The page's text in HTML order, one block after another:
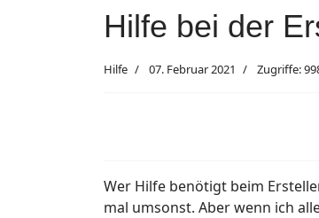
Hilfe bei der
Hilfe 07. Februar 2021 Zugriffe:
Wer Hilfe benötigt beim
mal umsonst. Aber wenn ich